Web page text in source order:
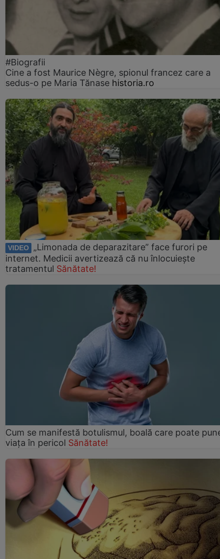
#Biografii
Cine a fost Maurice Nègre, spionul francez care a
sedus-o pe Maria Tănase historia.ro
VIDEO
„Limonada de deparazitare” face furori pe
internet. Medicii avertizează că nu înlocuiește
tratamentul Sănătate!
Cum se manifestă botulismul, boală care poate
viaţa în pericol Sănătate!